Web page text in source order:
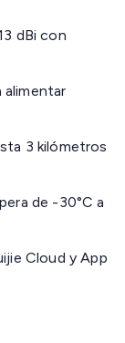
dBi con
alimentar
3 kilómetros
de -30°C a
Cloud y App